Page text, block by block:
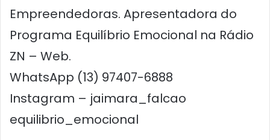
Empreendedoras. Apresentadora do
Programa Equilíbrio Emocional na Rádio
ZN – Web.
WhatsApp (13) 97407-6888
Instagram – jaimara_falcao
equilibrio_emocional